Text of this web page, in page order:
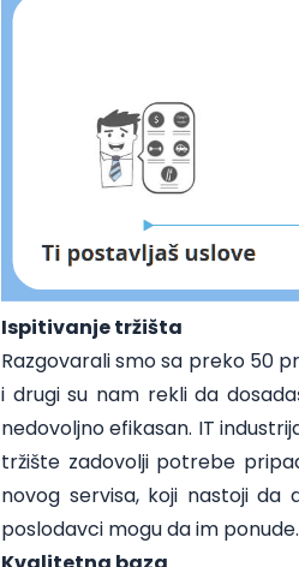
Ispitivanje tržišta
Razgovarali smo sa preko 50
i drugi su nam rekli da
nedovoljno efikasan. IT
tržište zadovolji potrebe
novog servisa, koji nastoji
poslodavci mogu da im ponude.